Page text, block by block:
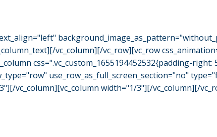
vc_column][/vc_row][vc_row
css=".vc_custom_1655194452532{padding-right:
use_row_as_full_screen_section="no"
vc_column][vc_column width="1/3"][/vc_column][/